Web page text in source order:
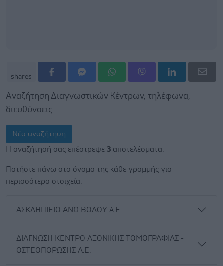
shares
Αναζήτηση Διαγνωστικών Κέντρων, τηλέφωνα,
διευθύνσεις
Νέα αναζήτηση
Η αναζήτησή σας επέστρεψε 3 αποτελέσματα.
Πατήστε πάνω στο όνομα της κάθε γραμμής για
περισσότερα στοιχεία.
ΑΣΚΛΗΠΙΕΙΟ ΑΝΩ ΒΟΛΟΥ Α.Ε.
ΔΙΑΓΝΩΣΗ ΚΕΝΤΡΟ ΑΞΟΝΙΚΗΣ ΤΟΜΟΓΡΑΦΙΑΣ -
ΟΣΤΕΟΠΟΡΩΣΗΣ Α.Ε.